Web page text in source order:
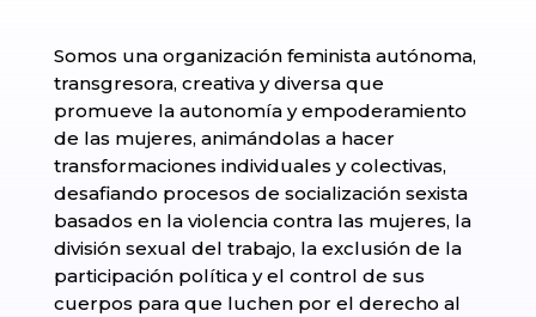
Somos una organización feminista autónoma,
transgresora, creativa y diversa que
promueve la autonomía y empoderamiento
de las mujeres, animándolas a hacer
transformaciones individuales y colectivas,
desafiando procesos de socialización sexista
basados en la violencia contra las mujeres, la
división sexual del trabajo, la exclusión de la
participación política y el control de sus
cuerpos para que luchen por el derecho al